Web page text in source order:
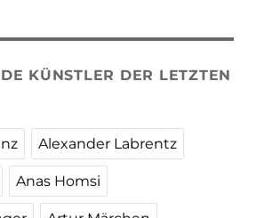
KÜNSTLER DER LETZTEN
Alexander Labrentz
Anas Homsi